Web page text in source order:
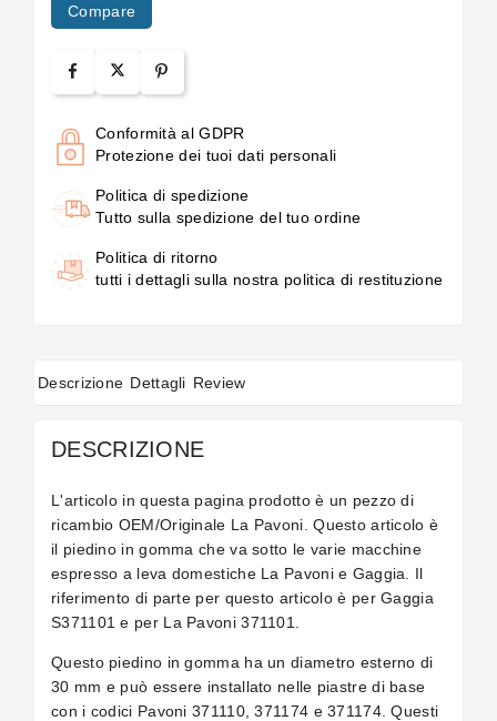
Compare
Conformità al GDPR
Protezione dei tuoi dati personali
Politica di spedizione
Tutto sulla spedizione del tuo ordine
Politica di ritorno
tutti i dettagli sulla nostra politica di restituzione
Descrizione Dettagli Review
DESCRIZIONE
L'articolo in questa pagina prodotto è un pezzo di
ricambio OEM/Originale La Pavoni. Questo articolo è
il piedino in gomma che va sotto le varie macchine
espresso a leva domestiche La Pavoni e Gaggia. Il
riferimento di parte per questo articolo è per Gaggia
S371101 e per La Pavoni 371101.
Questo piedino in gomma ha un diametro esterno di
30 mm e può essere installato nelle piastre di base
con i codici Pavoni 371110, 371174 e 371174. Questi